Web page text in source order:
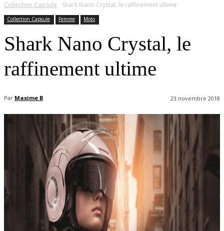
Collection Capsule Shark Nano Crystal, le raffinement ultime
Collection Capsule Femme Moto
Shark Nano Crystal, le
raffinement ultime
Par Maxime B 23 novembre 2018